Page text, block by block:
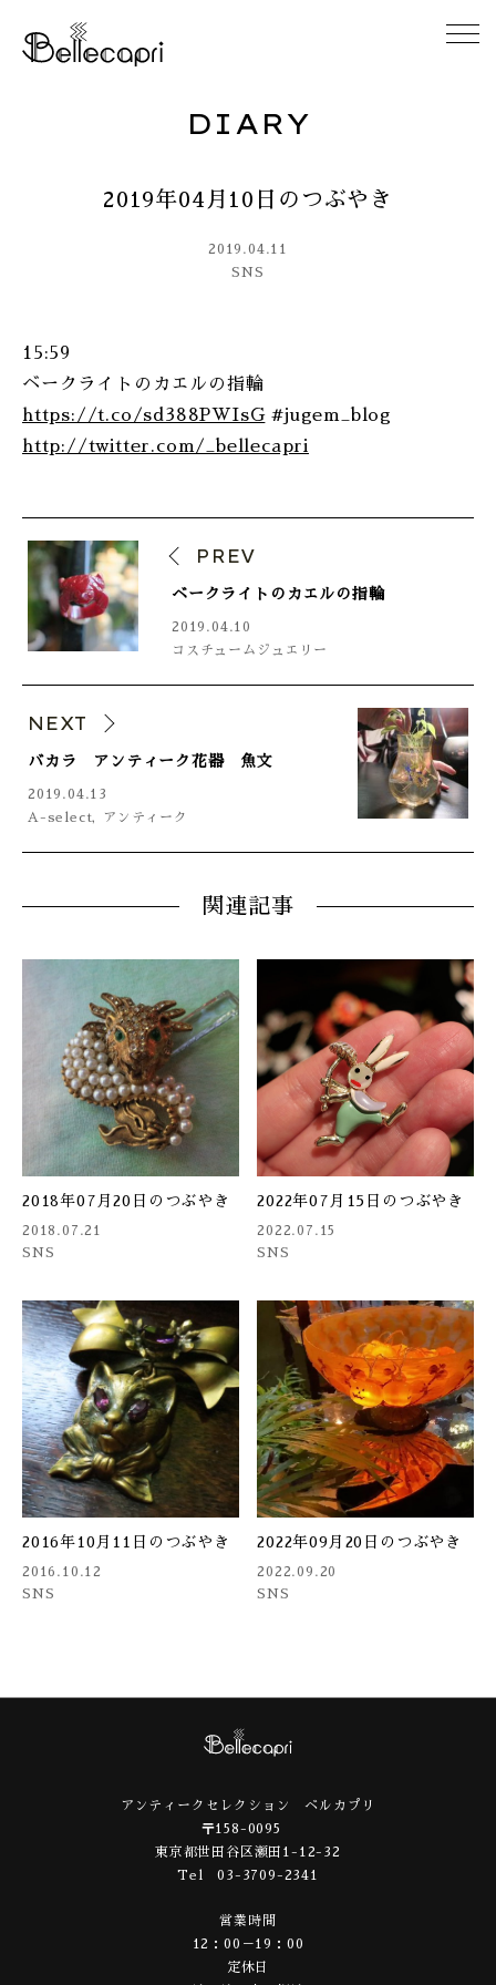
ABOUT
ACCESS
DIARY
CONTACT
ONLINE SHOP
DIARY
2019年04月10日のつぶやき
2019.04.11
SNS
15:59
ベークライトのカエルの指輪
https://t.co/sd388PWIsG#jugem_blog
http://twitter.com/_bellecapri
PREV
ベークライトのカエルの指輪
2019.04.10
コスチュームジュエリー
NEXT
バカラ アンティーク花器 魚文
2019.04.13
A-select, アンティーク
関連記事
2018年07月20日のつぶやき
2018.07.21
SNS
2022年07月15日のつぶやき
2022.07.15
SNS
2016年10月11日のつぶやき
2016.10.12
SNS
2022年09月20日のつぶやき
2022.09.20
SNS
アンティークセレクション ベルカプリ
〒158-0095
東京都世田谷区瀬田1-12-32
Tel 03-3709-2341
営業時間
12：00－19：00
定休日